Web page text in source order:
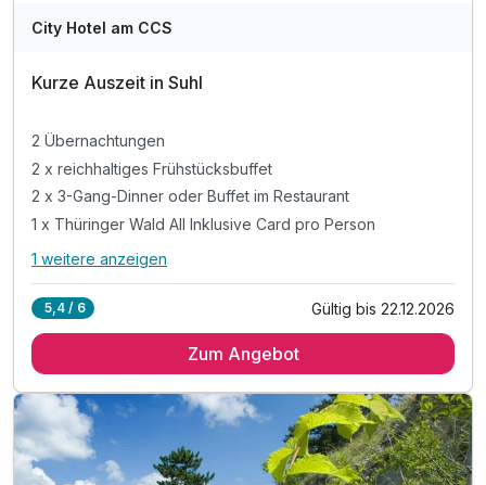
City Hotel am CCS
Kurze Auszeit in Suhl
2 Übernachtungen
2 x reichhaltiges Frühstücksbuffet
2 x 3-Gang-Dinner oder Buffet im Restaurant
1 x Thüringer Wald All Inklusive Card pro Person
Alle Inklusivleistungen
2 x reichhaltiges Frühstücksbuffet
1 x Thüringer Wald All Inklusive Card pro Person
inkl. WLAN
1 weitere anzeigen
5,4 / 6 Gültig bis 22.12.2026
Zum Angebot